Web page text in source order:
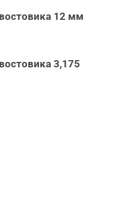
12 мм
3,175